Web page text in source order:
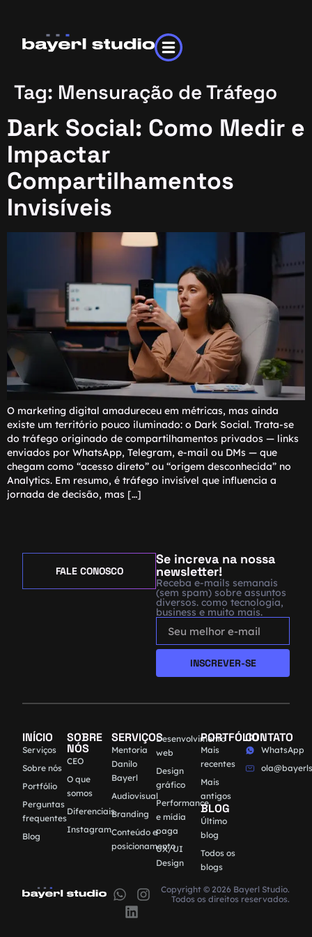
Tag: Mensuração de Tráfego
Dark Social: Como Medir e
Impactar
Compartilhamentos
Invisíveis
O marketing digital amadureceu em métricas, mas ainda
existe um território pouco iluminado: o Dark Social. Trata-se
do tráfego originado de compartilhamentos privados — links
enviados por WhatsApp, Telegram, e-mail ou DMs — que
chegam como “acesso direto” ou “origem desconhecida” no
Analytics. Em resumo, é tráfego invisível que influencia a
jornada de decisão, mas […]
Se increva na nossa
newsletter!
Receba e-mails semanais
(sem spam) sobre assuntos
diversos. como tecnologia,
business e muito mais.
INSCREVER-SE
FALE CONOSCO
INÍCIO
Serviços
Sobre nós
Portfólio
Perguntas
frequentes
Blog
SOBRE
NÓS
CEO
O que
somos
Diferenciais
Instagram
SERVIÇOS
Mentoria
Danilo
Bayerl
Audiovisual
Branding
Conteúdo e
posicionamento
Desenvolvimento
web
Design
gráfico
Performance
e mídia
paga
UX/UI
Design
PORTFÓLIO
Mais
recentes
Mais
antigos
BLOG
Último
blog
Todos os
blogs
CONTATO
WhatsApp
Copyright © 2026 Bayerl Studio.
Todos os direitos reservados.